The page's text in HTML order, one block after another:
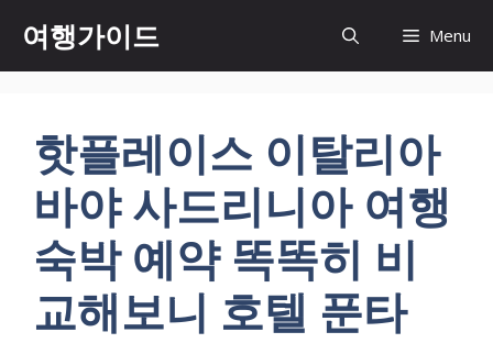
츠
여행가이드 Menu
핫플레이스 이탈리아
바야 사드리니아 여행
숙박 예약 똑똑히 비
교해보니 호텔 푼타